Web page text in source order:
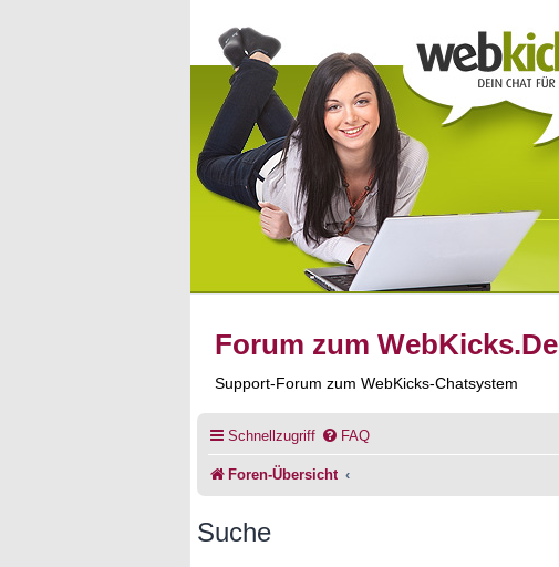
Forum zum WebKicks.De
Support-Forum zum WebKicks-Chatsystem
Schnellzugriff FAQ
Foren-Übersicht
Suche